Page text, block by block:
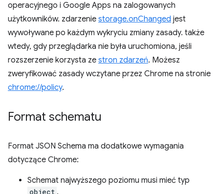
operacyjnego i Google Apps na zalogowanych
użytkowników. zdarzenie storage.onChanged jest
wywoływane po każdym wykryciu zmiany zasady. także
wtedy, gdy przeglądarka nie była uruchomiona, jeśli
rozszerzenie korzysta ze stron zdarzeń. Możesz
zweryfikować zasady wczytane przez Chrome na stronie
chrome://policy.
Format schematu
Format JSON Schema ma dodatkowe wymagania
dotyczące Chrome:
Schemat najwyższego poziomu musi mieć typ
object .